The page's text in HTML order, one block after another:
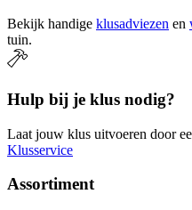
Bekijk handige klusadviezen en
tuin.
Hulp bij je klus nodig?
Laat jouw klus uitvoeren door
Klusservice
Assortiment